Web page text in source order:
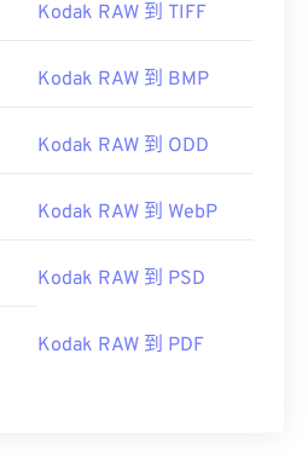
Kodak RAW 到 TIFF
Kodak RAW 到 BMP
Kodak RAW 到 ODD
Kodak RAW 到 WebP
Kodak RAW 到 PSD
Kodak RAW 到 PDF